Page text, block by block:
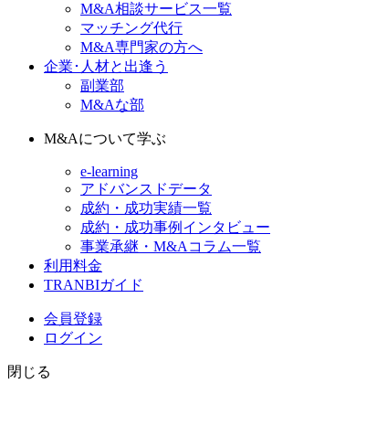
M&A相談サービス一覧
マッチング代行
M&A専門家の方へ
企業･人材と出逢う
副業部
M&Aな部
M&Aについて学ぶ
e-learning
アドバンスドデータ
成約・成功実績一覧
成約・成功事例インタビュー
事業承継・M&Aコラム一覧
利用料金
TRANBIガイド
会員登録
ログイン
閉じる